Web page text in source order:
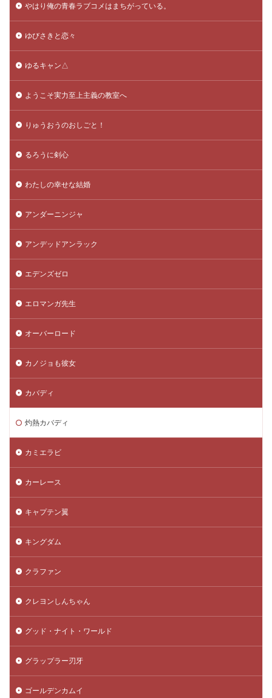
やはり俺の青春ラブコメはまちがっている。
ゆびさきと恋々
ゆるキャン△
ようこそ実力至上主義の教室へ
りゅうおうのおしごと！
るろうに剣心
わたしの幸せな結婚
アンダーニンジャ
アンデッドアンラック
エデンズゼロ
エロマンガ先生
オーバーロード
カノジョも彼女
カバディ
灼熱カバディ
カミエラビ
カーレース
キャプテン翼
キングダム
クラファン
クレヨンしんちゃん
グッド・ナイト・ワールド
グラップラー刃牙
ゴールデンカムイ